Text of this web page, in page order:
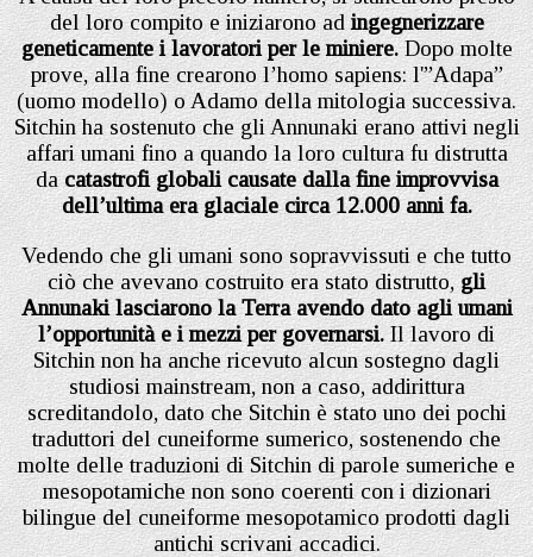
del loro compito e iniziarono adingegnerizzare
geneticamente i lavoratori per le miniere.Dopo molte
prove, alla fine crearono l’homo sapiens: l'”Adapa”
(uomo modello) o Adamo della mitologia successiva.
Sitchin ha sostenuto che gli Annunaki erano attivi negli
affari umani fino a quando la loro cultura fu distrutta
dacatastrofi globali causate dalla fine improvvisa
dell’ultima era glaciale circa 12.000 anni fa.
Vedendo che gli umani sono sopravvissuti e che tutto
ciò che avevano costruito era stato distrutto,gli
Annunaki lasciarono la Terra avendo dato agli umani
l’opportunità e i mezzi per governarsi. Il lavoro di
Sitchin non ha anche ricevuto alcun sostegno dagli
studiosi mainstream, non a caso, addirittura
screditandolo, dato che Sitchin è stato uno dei pochi
traduttori del cuneiforme sumerico, sostenendo che
molte delle traduzioni di Sitchin di parole sumeriche e
mesopotamiche non sono coerenti con i dizionari
bilingue del cuneiforme mesopotamico prodotti dagli
antichi scrivani accadici.